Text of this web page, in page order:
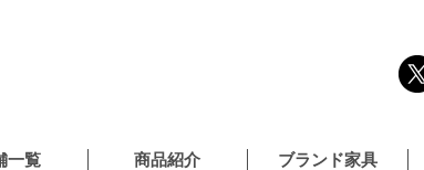
一覧 商品紹介 ブランド家具